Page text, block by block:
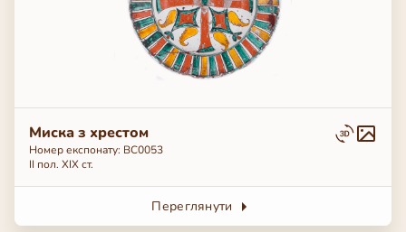
Миска з хрестом
Номер експонату: BC0053
ІІ пол. ХІХ ст.
Переглянути